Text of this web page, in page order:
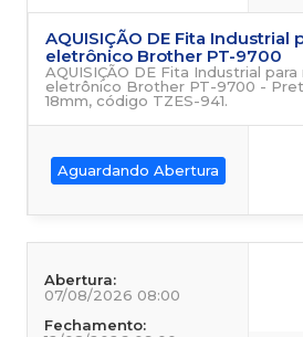
AQUISIÇÃO DE Fita Industrial
eletrônico Brother PT-9700
AQUISIÇÃO DE Fita Industrial
eletrônico Brother PT-9700 -
18mm, código TZES-941.
Aguardando Abertura
Abertura:
07/08/2026 08:00
Fechamento: